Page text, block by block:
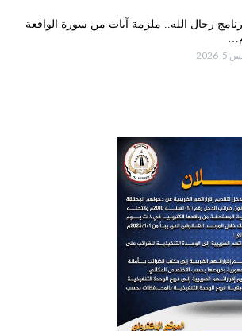
رجال الله.. ملزمة آيات من سورة الواقعة